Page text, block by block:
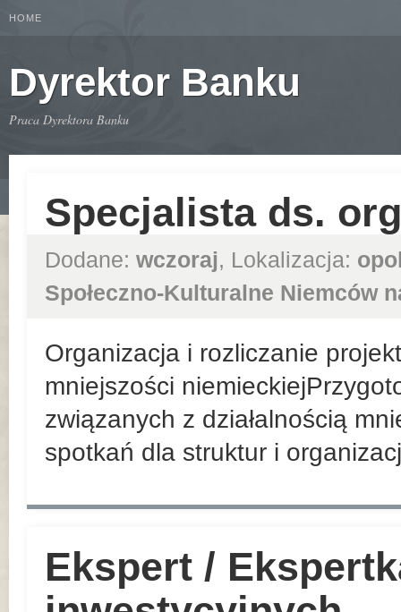
HOME
Dyrektor Banku
Praca Dyrektora Banku
Specjalista ds.
Dodane: wczoraj, Lokalizacja:
Społeczno-Kulturalne Niemców
Organizacja i rozliczanie
mniejszości
związanych z działalnością
spotkań dla struktur i
Ekspert /